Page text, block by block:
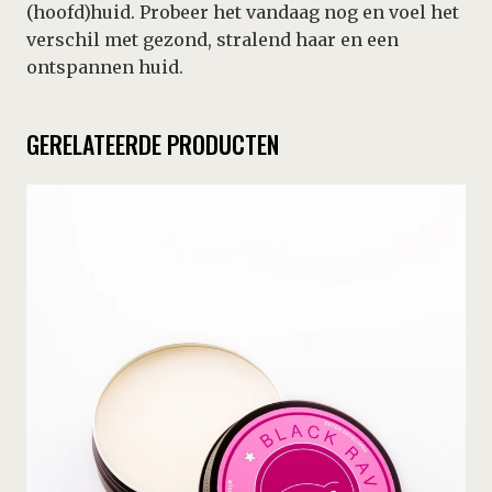
(hoofd)huid. Probeer het vandaag nog en voel het
verschil met gezond, stralend haar en een
ontspannen huid.
GERELATEERDE PRODUCTEN